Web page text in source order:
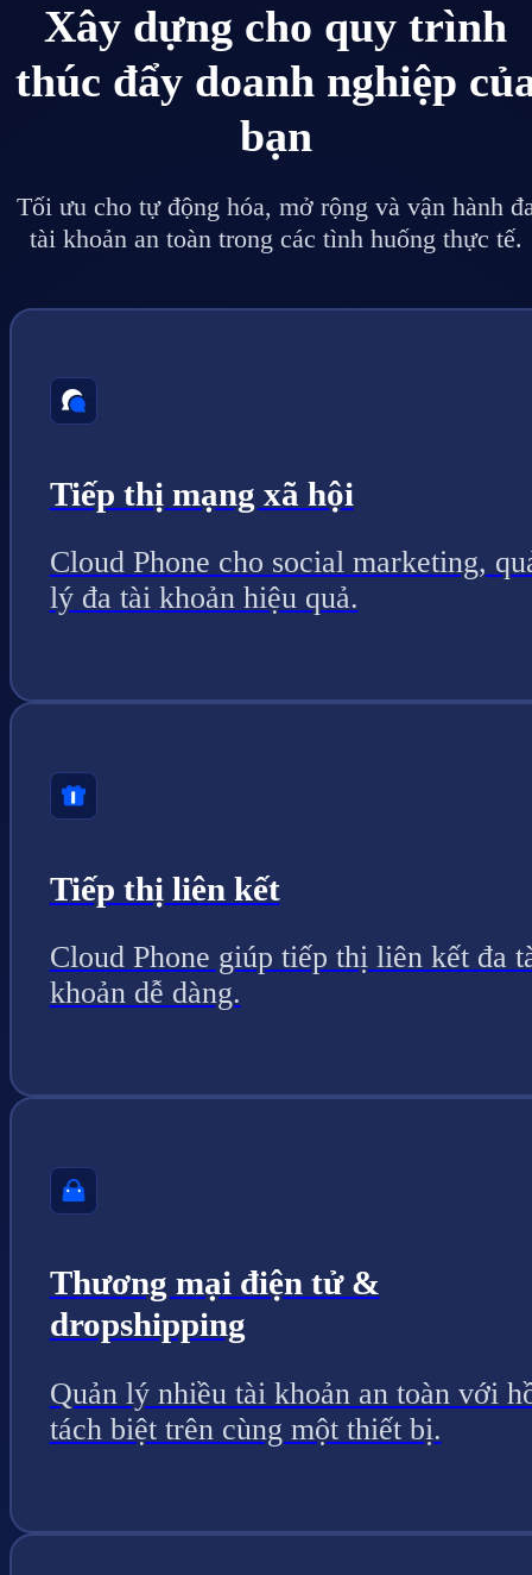
Xây dựng cho quy trình
thúc đẩy doanh nghiệp
bạn
Tối ưu cho tự động hóa, mở rộng và vận hành
tài khoản an toàn trong các tình huống thực tế.
Tiếp thị mạng xã hội
Cloud Phone cho social marketing,
lý đa tài khoản hiệu quả.
Tiếp thị liên kết
Cloud Phone giúp tiếp thị liên kết đa
khoản dễ dàng.
Thương mại điện tử &
dropshipping
Quản lý nhiều tài khoản an toàn với
tách biệt trên cùng một thiết bị.